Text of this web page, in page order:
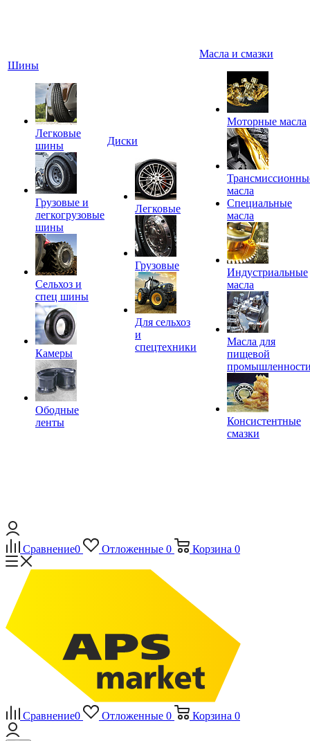
Шины
Легковые
шины
Грузовые и
легкогрузовые
шины
Сельхоз и
спец шины
Камеры
Ободные
ленты
Диски
Легковые
Грузовые
Для сельхоз
и
спецтехники
Масла и смазки
Моторные масла
масла
Специальные
масла
Индустриальные
масла
Масла для
пищевой
Консистентные
смазки
Сравнение0 Отложенные 0 Корзина 0
Сравнение0 Отложенные 0 Корзина 0